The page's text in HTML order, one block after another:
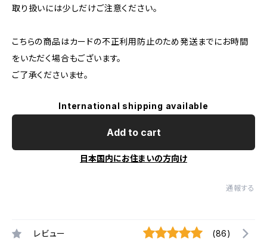
取り扱いには少しだけご注意ください。
こちらの商品はカードの不正利用防止のため発送までにお時間
をいただく場合もございます。
ご了承くださいませ。
International shipping available
Add to cart
日本国内にお住まいの方向け
通報する
レビュー (86)